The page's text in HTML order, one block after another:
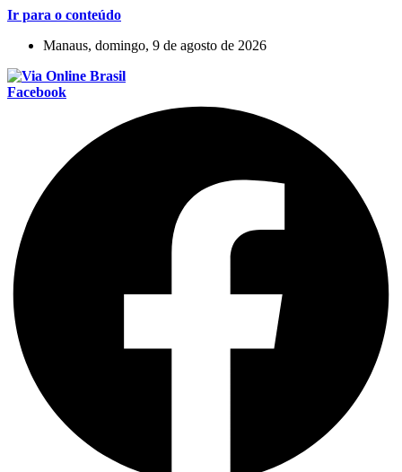
Ir para o conteúdo
Manaus, domingo, 9 de agosto de 2026
Facebook